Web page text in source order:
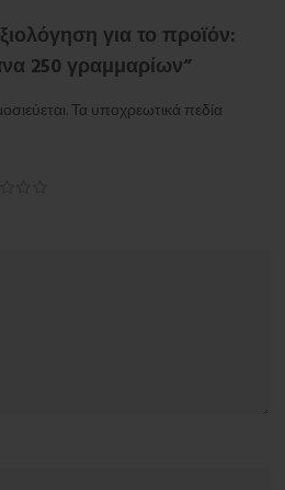
για το προϊόν:
250 γραμμαρίων”
Τα υποχρεωτικά πεδία